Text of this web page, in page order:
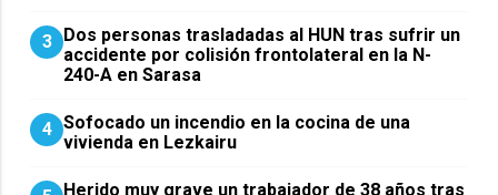
3
​Dos personas trasladadas al HUN tras sufrir un
accidente por colisión frontolateral en la N-
240-A en Sarasa
4 Sofocado un incendio en la cocina de una
vivienda en Lezkairu
Herido muy grave un trabajador de 38 años tras